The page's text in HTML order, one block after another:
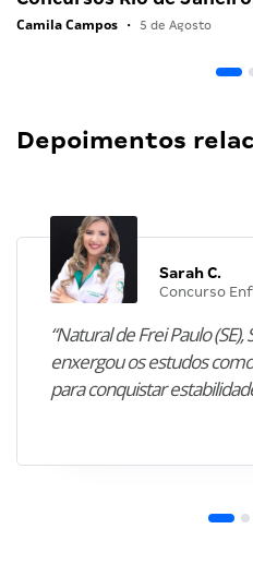
Camila Campos • 5 de Agosto
Depoimentos
Sarah C.
Concurso
“Natural de Frei Paulo
enxergou os estudos
para conquistar